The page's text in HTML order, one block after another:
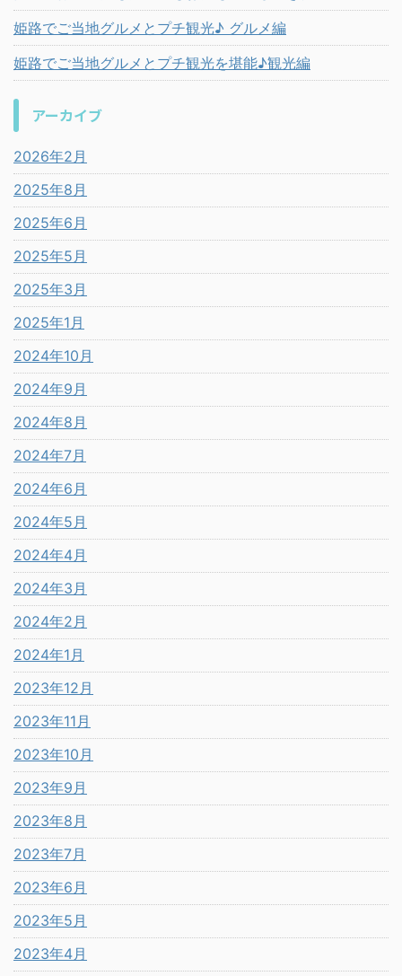
姫路でご当地グルメとプチ観光♪ グルメ編
姫路でご当地グルメとプチ観光を堪能♪観光編
アーカイブ
2026年2月
2025年8月
2025年6月
2025年5月
2025年3月
2025年1月
2024年10月
2024年9月
2024年8月
2024年7月
2024年6月
2024年5月
2024年4月
2024年3月
2024年2月
2024年1月
2023年12月
2023年11月
2023年10月
2023年9月
2023年8月
2023年7月
2023年6月
2023年5月
2023年4月